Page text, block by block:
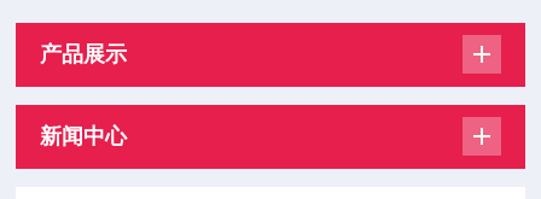
产品展示
新闻中心